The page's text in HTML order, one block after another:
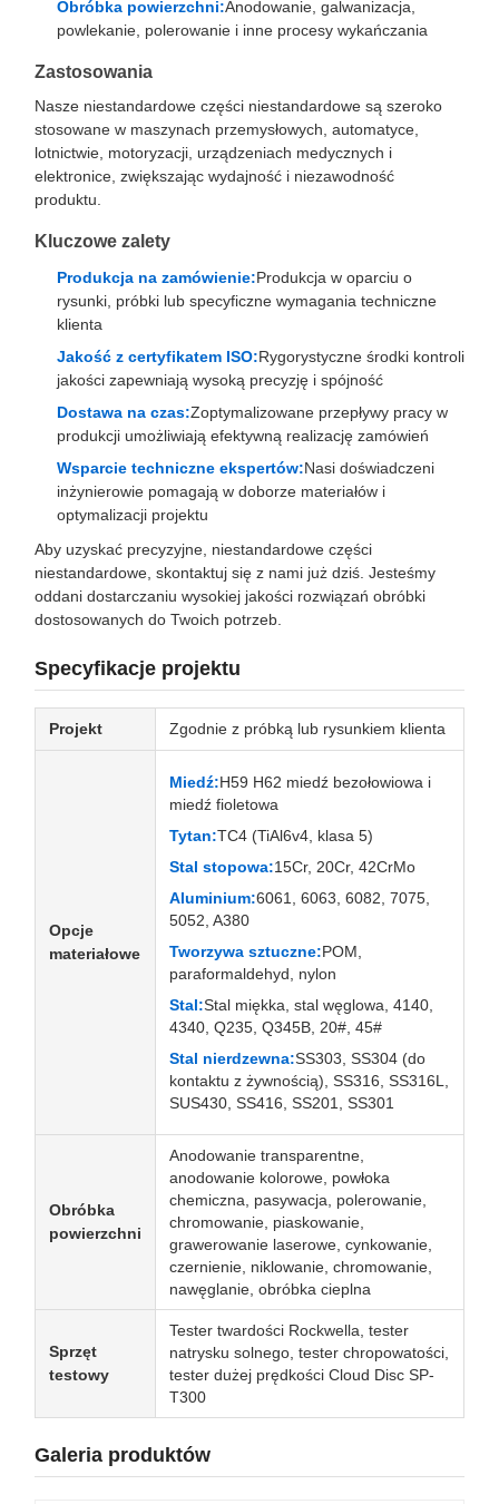
Obróbka powierzchni:Anodowanie, galwanizacja,
powlekanie, polerowanie i inne procesy wykańczania
Zastosowania
Nasze niestandardowe części niestandardowe są szeroko
stosowane w maszynach przemysłowych, automatyce,
lotnictwie, motoryzacji, urządzeniach medycznych i
elektronice, zwiększając wydajność i niezawodność
produktu.
Kluczowe zalety
Produkcja na zamówienie:Produkcja w oparciu o
rysunki, próbki lub specyficzne wymagania techniczne
klienta
Jakość z certyfikatem ISO:Rygorystyczne środki kontroli
jakości zapewniają wysoką precyzję i spójność
Dostawa na czas:Zoptymalizowane przepływy pracy w
produkcji umożliwiają efektywną realizację zamówień
Wsparcie techniczne ekspertów:Nasi doświadczeni
inżynierowie pomagają w doborze materiałów i
optymalizacji projektu
Aby uzyskać precyzyjne, niestandardowe części
niestandardowe, skontaktuj się z nami już dziś. Jesteśmy
oddani dostarczaniu wysokiej jakości rozwiązań obróbki
dostosowanych do Twoich potrzeb.
Specyfikacje projektu
Projekt Zgodnie z próbką lub rysunkiem klienta
Opcje
materiałowe
Miedź:H59 H62 miedź bezołowiowa i
miedź fioletowa
Tytan:TC4 (TiAl6v4, klasa 5)
Stal stopowa:15Cr, 20Cr, 42CrMo
Aluminium:6061, 6063, 6082, 7075,
5052, A380
Tworzywa sztuczne:POM,
paraformaldehyd, nylon
Stal:Stal miękka, stal węglowa, 4140,
4340, Q235, Q345B, 20#, 45#
Stal nierdzewna:SS303, SS304 (do
kontaktu z żywnością), SS316, SS316L,
SUS430, SS416, SS201, SS301
Obróbka
powierzchni
Anodowanie transparentne,
anodowanie kolorowe, powłoka
chemiczna, pasywacja, polerowanie,
chromowanie, piaskowanie,
grawerowanie laserowe, cynkowanie,
czernienie, niklowanie, chromowanie,
nawęglanie, obróbka cieplna
Sprzęt
testowy
Tester twardości Rockwella, tester
natrysku solnego, tester chropowatości,
tester dużej prędkości Cloud Disc SP-
T300
Galeria produktów